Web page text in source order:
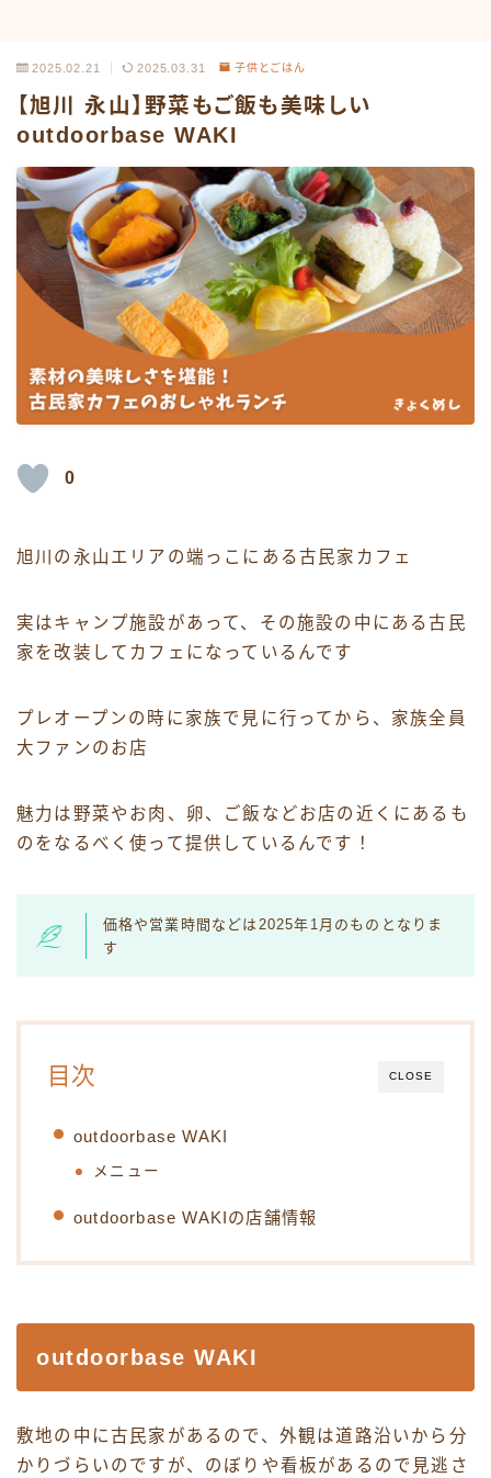
2025.02.21 2025.03.31 子供とごはん
【旭川 永山】野菜もご飯も美味しい
outdoorbase WAKI
0
旭川の永山エリアの端っこにある古民家カフェ
実はキャンプ施設があって、その施設の中にある古民
家を改装してカフェになっているんです
プレオープンの時に家族で見に行ってから、家族全員
大ファンのお店
魅力は野菜やお肉、卵、ご飯などお店の近くにあるも
のをなるべく使って提供しているんです！
価格や営業時間などは2025年1月のものとなりま
す
CLOSE
目次
outdoorbase WAKI
メニュー
outdoorbase WAKIの店舗情報
outdoorbase WAKI
敷地の中に古民家があるので、外観は道路沿いから分
かりづらいのですが、のぼりや看板があるので見逃さ